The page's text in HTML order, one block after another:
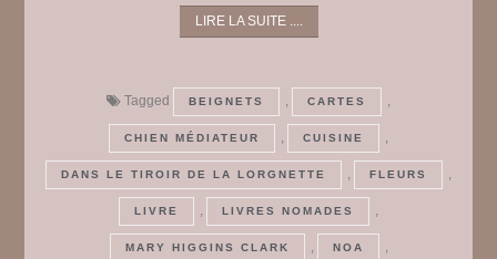
LIRE LA SUITE ....
Tagged BEIGNETS , CARTES ,
CHIEN MÉDIATEUR , CUISINE ,
DANS LE TIROIR DE LA LORGNETTE , FLEURS ,
LIVRE , LIVRES NOMADES ,
MARY HIGGINS CLARK , NOA ,